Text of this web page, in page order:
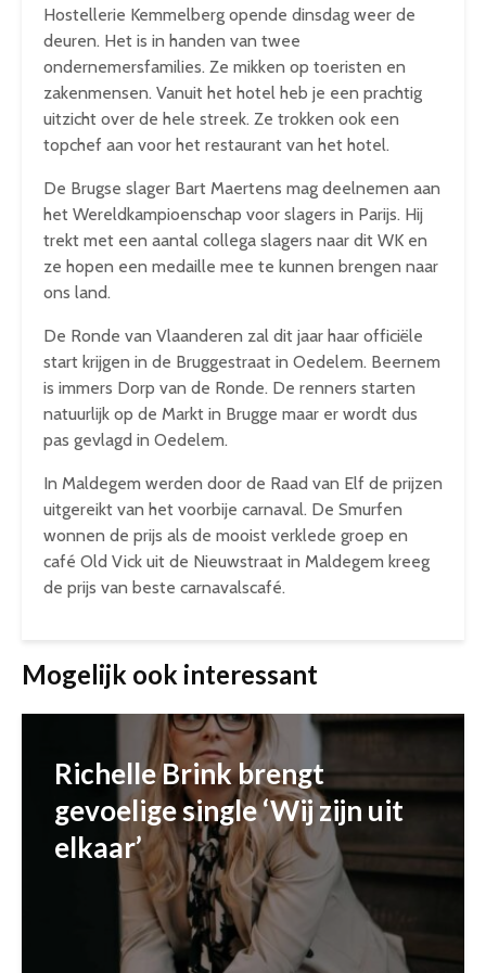
Hostellerie Kemmelberg opende dinsdag weer de
deuren. Het is in handen van twee
ondernemersfamilies. Ze mikken op toeristen en
zakenmensen. Vanuit het hotel heb je een prachtig
uitzicht over de hele streek. Ze trokken ook een
topchef aan voor het restaurant van het hotel.
De Brugse slager Bart Maertens mag deelnemen aan
het Wereldkampioenschap voor slagers in Parijs. Hij
trekt met een aantal collega slagers naar dit WK en
ze hopen een medaille mee te kunnen brengen naar
ons land.
De Ronde van Vlaanderen zal dit jaar haar officiële
start krijgen in de Bruggestraat in Oedelem. Beernem
is immers Dorp van de Ronde. De renners starten
natuurlijk op de Markt in Brugge maar er wordt dus
pas gevlagd in Oedelem.
In Maldegem werden door de Raad van Elf de prijzen
uitgereikt van het voorbije carnaval. De Smurfen
wonnen de prijs als de mooist verklede groep en
café Old Vick uit de Nieuwstraat in Maldegem kreeg
de prijs van beste carnavalscafé.
Mogelijk ook interessant
Richelle Brink brengt
gevoelige single ‘Wij zijn uit
elkaar’